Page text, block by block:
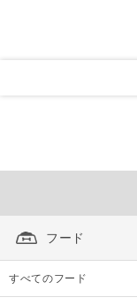
フード
すべてのフード